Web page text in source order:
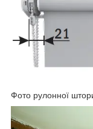
Фото рулонної